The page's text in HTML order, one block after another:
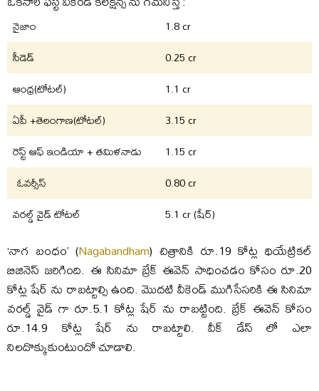
నైజాం
1.8 cr
సీడెడ్
0.25 cr
ఆంధ్ర(టోటల్)
1.1 cr
ఏపీ +తెలంగాణ(టోటల్)
3.15 cr
రెస్ట్ ఆఫ్ ఇండియా + తమిళనాడు
1.15 cr
ఓవర్సీస్
0.80 cr
వరల్డ్ వైడ్ టోటల్
5.1 cr (షేర్)
‘నాగ బంధం’ (Nagabandham) చిత్రానికి రూ.19 కోట్ల థియేట్రికల్
బిజినెస్ జరిగింది. ఈ సినిమా బ్రేక్ ఈవెన్ సాధించడం కోసం రూ.20
కోట్ల షేర్ ను రాబట్టాల్సి ఉంది. మొదటి వీకెండ్ ముగిసేసరికి ఈ సినిమా
వరల్డ్ వైడ్ గా రూ.5.1 కోట్ల షేర్ ను రాబట్టింది. బ్రేక్ ఈవెన్ కోసం
రూ.14.9 కోట్ల షేర్ ను రాబట్టాలి. వీక్ డేస్ లో ఎలా
నిలదొక్కుకుంటుందో చూడాలి.